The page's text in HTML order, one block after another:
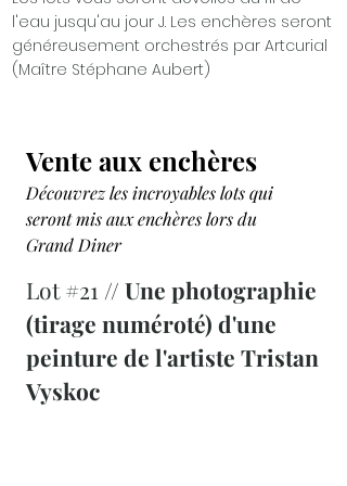
l'eau jusqu'au jour J. Les enchères seront
généreusement orchestrés par Artcurial
(Maître Stéphane Aubert)
Vente aux enchères
Découvrez les incroyables lots qui
seront mis aux enchères lors du
Grand Diner
Lot #21 // Une photographie
(tirage numéroté) d'une
peinture de l'artiste Tristan
Vyskoc